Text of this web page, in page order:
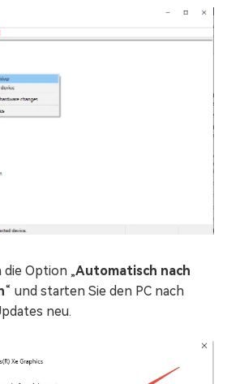
die Option „Automatisch nach
“ und starten Sie den PC nach
neu.